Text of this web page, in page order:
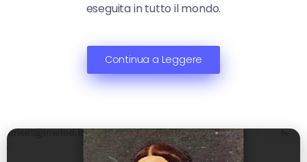
eseguita in tutto il mondo.
Continua a Leggere